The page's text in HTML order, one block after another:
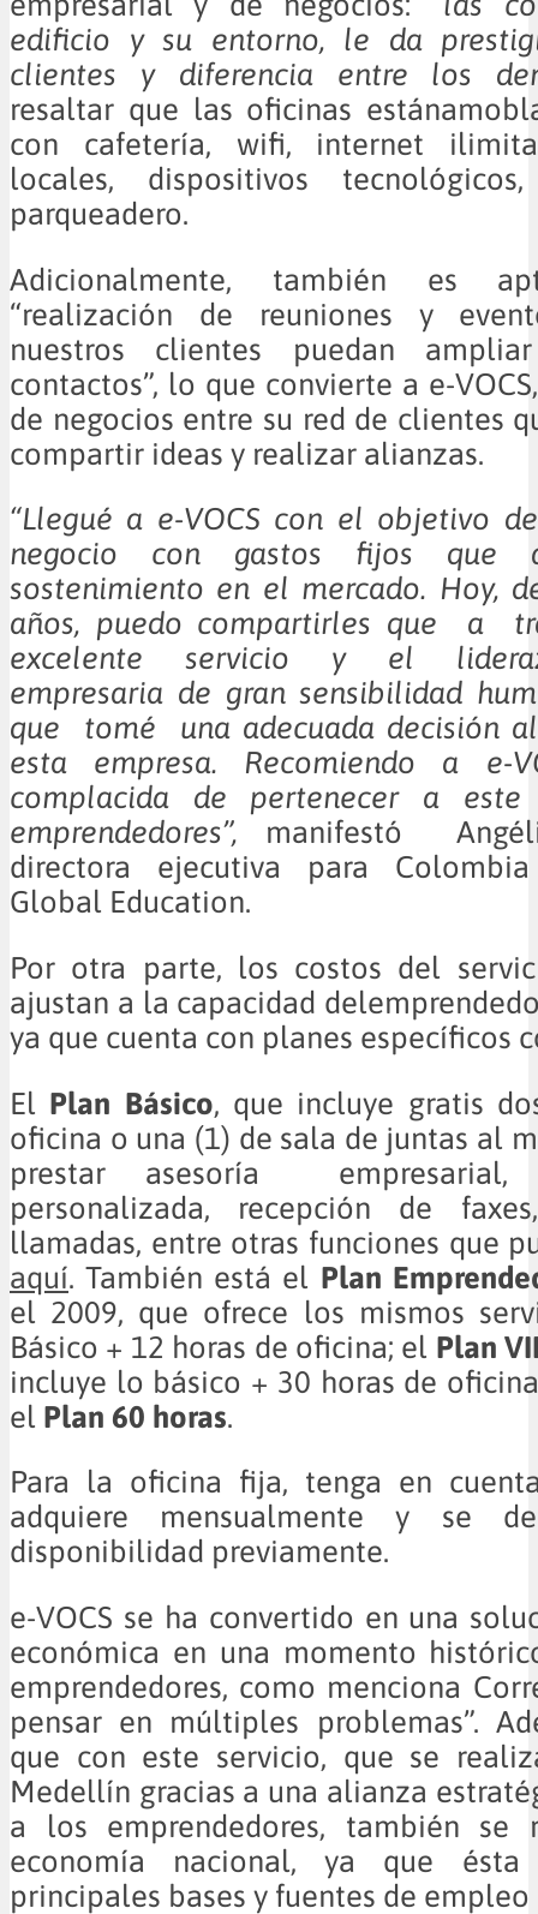
edificio y su entorno, le da
clientes y diferencia entre los
resaltar que las oficinas
con cafetería, wifi, internet
locales, dispositivos
parqueadero.
Adicionalmente, también es
“realización de reuniones y
nuestros clientes puedan
contactos”, lo que convierte a e-
de negocios entre su red de clientes
compartir ideas y realizar alianzas.
“Llegué a e-VOCS con el objetivo
negocio con gastos fijos que
sostenimiento en el mercado. Hoy,
años, puedo compartirles que a
excelente servicio y el
empresaria de gran sensibilidad
que tomé una adecuada decisión
esta empresa. Recomiendo a e-
complacida de pertenecer a
emprendedores”, manifestó
directora ejecutiva para
Global Education.
Por otra parte, los costos del
ajustan a la capacidad
ya que cuenta con planes específicos
El Plan Básico, que incluye gratis
oficina o una (1) de sala de juntas al
prestar asesoría empresarial,
personalizada, recepción de
llamadas, entre otras funciones que
aquí. También está el Plan
el 2009, que ofrece los mismos
Básico + 12 horas de oficina; el Plan
incluye lo básico + 30 horas de
el Plan 60 horas.
Para la oficina fija, tenga en
adquiere mensualmente y se
disponibilidad previamente.
e-VOCS se ha convertido en una
económica en una momento
emprendedores, como menciona
pensar en múltiples problemas”.
que con este servicio, que se
Medellín gracias a una alianza
a los emprendedores, también se
economía nacional, ya que
principales bases y fuentes de empleo